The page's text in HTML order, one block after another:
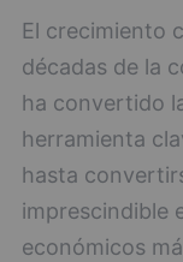
El crecimiento
décadas de la
ha convertido
herramienta
hasta
imprescindible
económicos